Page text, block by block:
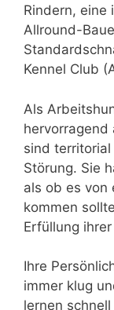
Rindern, eine
Allround-
Kennel Club
Als
hervorragend
sind
Störung. Sie
als ob es von
kommen
Erfüllung
Ihre
immer klug
lernen